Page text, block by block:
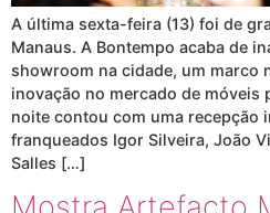
A última sexta-feira (13) foi de
Manaus. A Bontempo acaba de
showroom na cidade, um marco
inovação no mercado de móveis
noite contou com uma recepção
franqueados Igor Silveira, João
Salles […]